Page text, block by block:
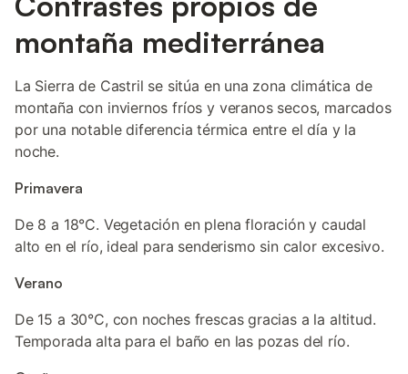
montaña mediterránea
La Sierra de Castril se sitúa en una zona climática de
montaña con inviernos fríos y veranos secos, marcados
por una notable diferencia térmica entre el día y la
noche.
Primavera
De 8 a 18°C. Vegetación en plena floración y caudal
alto en el río, ideal para senderismo sin calor excesivo.
Verano
De 15 a 30°C, con noches frescas gracias a la altitud.
Temporada alta para el baño en las pozas del río.